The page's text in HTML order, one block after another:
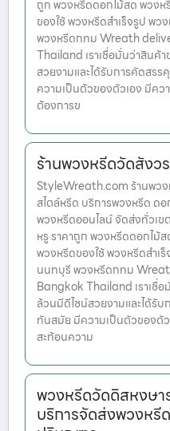
ถูก พวงหรีดดอกไม้สด พวง
ของใช้ พวงหรีดสำเร็จรูป พ
พวงหรีดกทม Wreath
Thailand เราเชื่อมั่นว่าสินค้
สวยงามและได้รับการคัดสร
ความเป็นตัวของตัวเอง มีค
ต้องการข
ร้านพวงหรีดวัดสัง
StyleWreath.com ร้านพว
สไตล์หรีด บริการพวงหรีด ด
พวงหรีดออนไลน์ จัดส่งทั่วเ
หรู ราคาถูก พวงหรีดดอกไม้
พวงหรีดของใช้ พวงหรีดสำ
นนทบุรี พวงหรีดกทม
Bangkok Thailand เราเชื่
ล้วนมีดีไซน์สวยงามและได้รั
ทันสมัย มีความเป็นตัวของตั
สะท้อนความ
พวงหรีดวัดดิสหงษา
บริการจัดส่งพวงหรี